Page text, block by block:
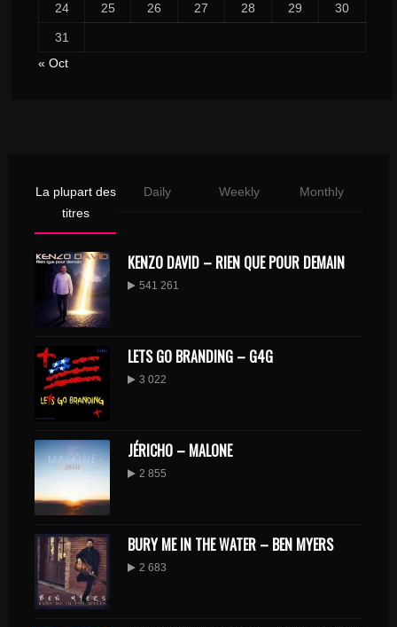
24 25 26 27 28 29 30
31
« Oct
La plupart des
titres
Daily Weekly Monthly
KENZO DAVID – RIEN QUE POUR DEMAIN
541 261
LETS GO BRANDING – G4G
3 022
JÉRICHO – MALONE
2 855
BURY ME IN THE WATER – BEN MYERS
2 683